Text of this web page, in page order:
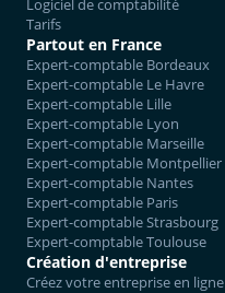
Logiciel de comptabilité
Tarifs
Partout en France
Expert-comptable Bordeaux
Expert-comptable Le Havre
Expert-comptable Lille
Expert-comptable Lyon
Expert-comptable Marseille
Expert-comptable Montpellier
Expert-comptable Nantes
Expert-comptable Paris
Expert-comptable Strasbourg
Expert-comptable Toulouse
Création d'entreprise
Créez votre entreprise en ligne